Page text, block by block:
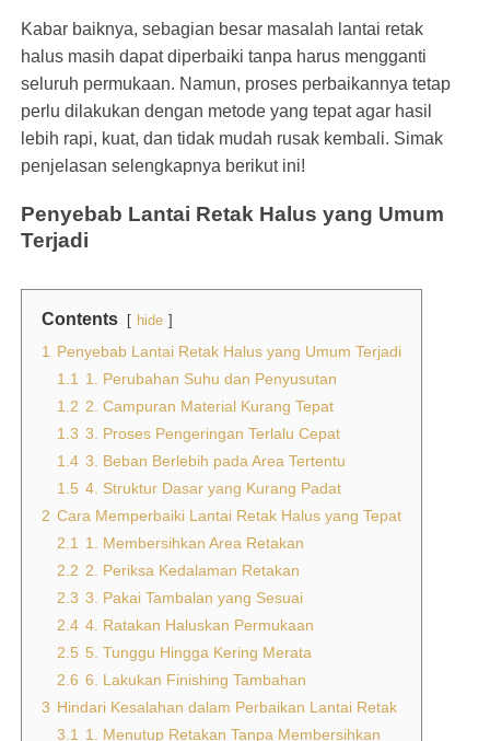
Kabar baiknya, sebagian besar masalah lantai retak
halus masih dapat diperbaiki tanpa harus mengganti
seluruh permukaan. Namun, proses perbaikannya tetap
perlu dilakukan dengan metode yang tepat agar hasil
lebih rapi, kuat, dan tidak mudah rusak kembali. Simak
penjelasan selengkapnya berikut ini!
Penyebab Lantai Retak Halus yang Umum
Terjadi
Contents hide
1 Penyebab Lantai Retak Halus yang Umum Terjadi
1.1 1. Perubahan Suhu dan Penyusutan
1.2 2. Campuran Material Kurang Tepat
1.3 3. Proses Pengeringan Terlalu Cepat
1.4 3. Beban Berlebih pada Area Tertentu
1.5 4. Struktur Dasar yang Kurang Padat
2 Cara Memperbaiki Lantai Retak Halus yang Tepat
2.1 1. Membersihkan Area Retakan
2.2 2. Periksa Kedalaman Retakan
2.3 3. Pakai Tambalan yang Sesuai
2.4 4. Ratakan Haluskan Permukaan
2.5 5. Tunggu Hingga Kering Merata
2.6 6. Lakukan Finishing Tambahan
3 Hindari Kesalahan dalam Perbaikan Lantai Retak
3.1 1. Menutup Retakan Tanpa Membersihkan